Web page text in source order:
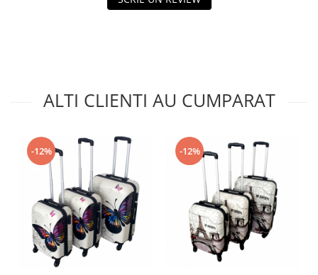
ALTI CLIENTI AU CUMPARAT
-12% -12%